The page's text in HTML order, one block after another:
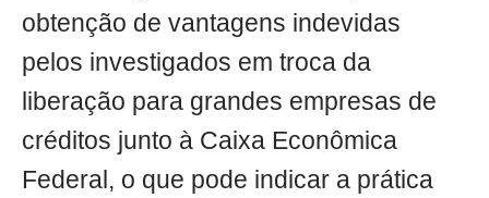
obtenção de vantagens indevidas
pelos investigados em troca da
liberação para grandes empresas de
créditos junto à Caixa Econômica
Federal, o que pode indicar a prática